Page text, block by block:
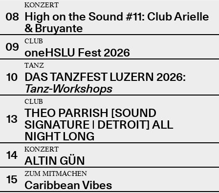
08
KONZERT
High on the Sound #11: Club Arielle
& Bruyante
09
CLUB
oneHSLU Fest 2026
10
TANZ
DAS TANZFEST LUZERN 2026:
Tanz-Workshops
13
CLUB
THEO PARRISH [SOUND
SIGNATURE | DETROIT] ALL
NIGHT LONG
14
KONZERT
ALTIN GÜN
15
ZUM MITMACHEN
Caribbean Vibes